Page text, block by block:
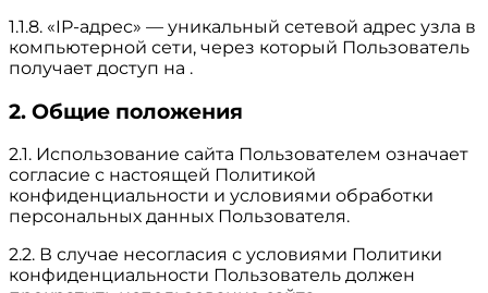
1.1.8. «IP-адрес» — уникальный сетевой адрес узла в
компьютерной сети, через который Пользователь
получает доступ на .
2. Общие положения
2.1. Использование сайта Пользователем означает
согласие с настоящей Политикой
конфиденциальности и условиями обработки
персональных данных Пользователя.
2.2. В случае несогласия с условиями Политики
конфиденциальности Пользователь должен